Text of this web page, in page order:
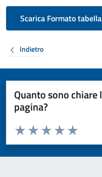
Scarica Formato
Indietro
Quanto sono
pagina?
Valuta da 1 a 5 stelle la pagina
Valuta 5
Valuta 4
Valuta 3 stelle su
Valuta 2 stelle su 5
Valuta 1 stelle su 5